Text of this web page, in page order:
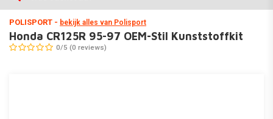
Home
POLISPORT - bekijk alles van Polisport
Honda CR125R 95-97 OEM-Stil Kunststoffkit
0/5 (0 reviews)